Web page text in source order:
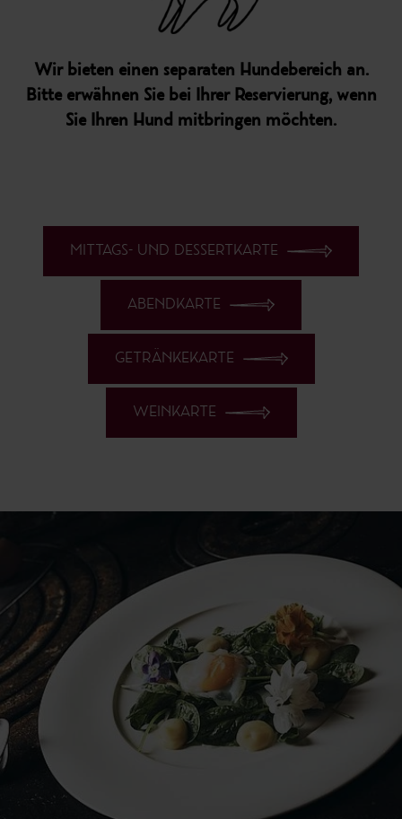
Wir bieten einen separaten Hundebereich an.
Bitte erwähnen Sie bei Ihrer Reservierung, wenn
Sie Ihren Hund mitbringen möchten.
MITTAGS- UND DESSERTKARTE
ABENDKARTE
GETRÄNKEKARTE
WEINKARTE